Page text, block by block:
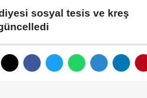
sosyal tesis ve kreş